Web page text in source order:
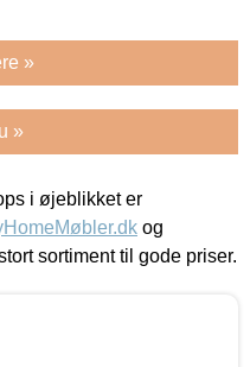
»
»
i øjeblikket er
og
sortiment til gode priser.